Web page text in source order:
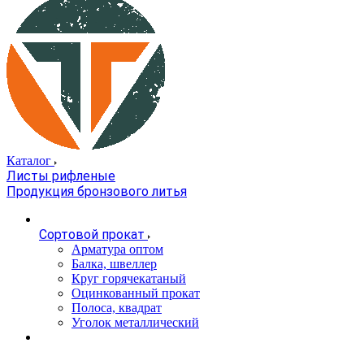
Каталог
Листы рифленые
Продукция бронзового литья
Сортовой прокат
Арматура оптом
Балка, швеллер
Круг горячекатаный
Оцинкованный прокат
Полоса, квадрат
Уголок металлический